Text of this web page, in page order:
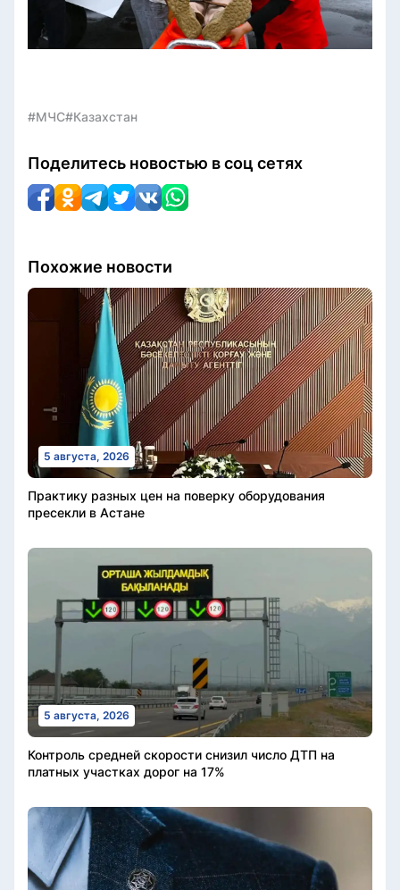
#МЧС#Казахстан
Поделитесь новостью в соц сетях
Похожие новости
5 августа, 2026
Практику разных цен на поверку оборудования
пресекли в Астане
5 августа, 2026
Контроль средней скорости снизил число ДТП на
платных участках дорог на 17%